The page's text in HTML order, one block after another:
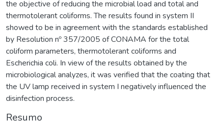
the objective of reducing the microbial load and total and
thermotolerant coliforms. The results found in system II
showed to be in agreement with the standards established
by Resolution nº 357/2005 of CONAMA for the total
coliform parameters, thermotolerant coliforms and
Escherichia coli. In view of the results obtained by the
microbiological analyzes, it was verified that the coating that
the UV lamp received in system I negatively influenced the
disinfection process.
Resumo